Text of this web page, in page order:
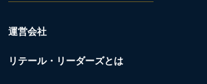
運営会社
リテール・リーダーズとは